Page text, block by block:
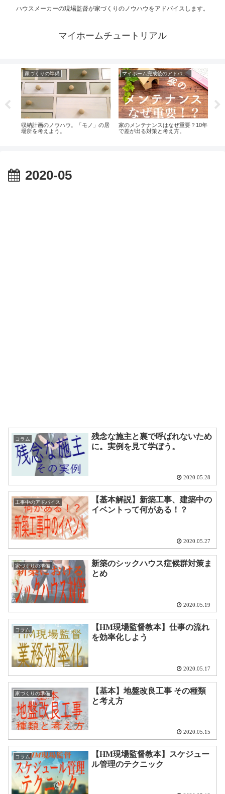
ハウスメーカーの現場監督が家づくりのノウハウをアドバイスします。
マイホームチュートリアル
家づくりの準備
収納計画のノウハウ。「モノ」の居
場所を考えよう。
マイホーム完成後のアドバイス
家のメンテナンスはなぜ重要？10年
で差が出る対策と考え方。
2020-05
コラム
残念な施主と裏で呼ばれないため
に。実例を見て学ぼう。
2020.05.28
工事中のアドバイス
【基本解説】新築工事、建築中の
イベントって何がある！？
2020.05.27
家づくりの準備
新築のシックハウス症候群対策ま
とめ
2020.05.19
コラム
【HM現場監督教本】仕事の流れ
を効率化しよう
2020.05.17
家づくりの準備
【基本】地盤改良工事 その種類
と考え方
2020.05.15
コラム
【HM現場監督教本】スケジュー
ル管理のテクニック